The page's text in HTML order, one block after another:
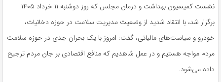
نشست کمیسیون بهداشت و درمان مجلس که روز دوشنبه ۱۱ خرداد ۱۴۰۵
برگزار شد، با انتقاد شدید از وضعیت مدیریت سلامت در حوزه دخانیات،
خودرو و سیاست‌های مالیاتی، گفت: امروز با یک بحران جدی در حوزه سلامت
مردم مواجه هستیم و در عمل شاهدیم که منافع اقتصادی بر جان مردم ترجیح
داده می‌شود.